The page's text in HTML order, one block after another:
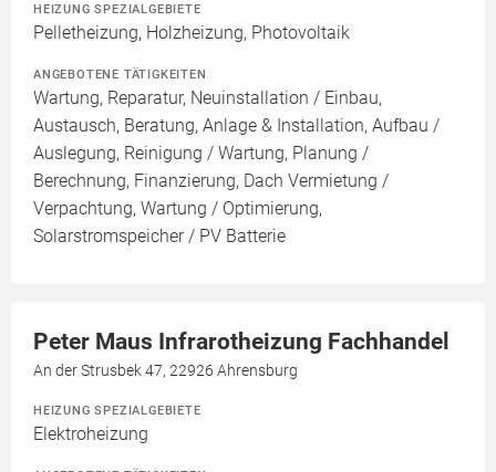
HEIZUNG SPEZIALGEBIETE
Pelletheizung, Holzheizung, Photovoltaik
ANGEBOTENE TÄTIGKEITEN
Wartung, Reparatur, Neuinstallation / Einbau,
Austausch, Beratung, Anlage & Installation, Aufbau /
Auslegung, Reinigung / Wartung, Planung /
Berechnung, Finanzierung, Dach Vermietung /
Verpachtung, Wartung / Optimierung,
Solarstromspeicher / PV Batterie
Peter Maus Infrarotheizung Fachhandel
An der Strusbek 47, 22926 Ahrensburg
HEIZUNG SPEZIALGEBIETE
Elektroheizung